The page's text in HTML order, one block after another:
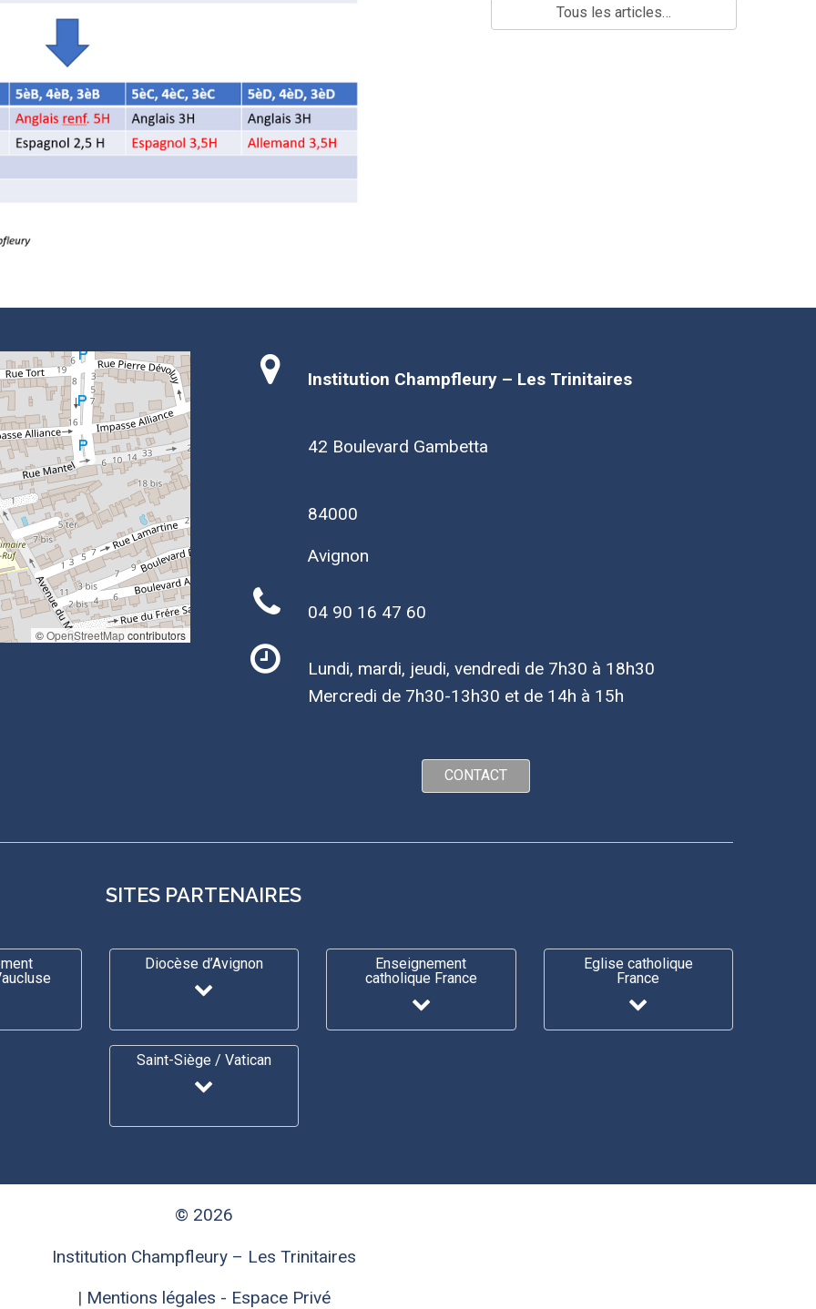
Tous les articles…
©OpenStreetMapcontributors
Institution Champfleury – Les Trinitaires
42 Boulevard Gambetta
84000
Avignon
04 90 16 47 60
Lundi, mardi, jeudi, vendredi de 7h30 à 18h30
Mercredi de 7h30-13h30 et de 14h à 15h
CONTACT
SITES PARTENAIRES
Diocèse d’Avignon
Enseignement
catholique France
Eglise catholique
France
Saint-Siège / Vatican
© 2026
Institution Champfleury – Les Trinitaires
| Mentions légales - Espace Privé